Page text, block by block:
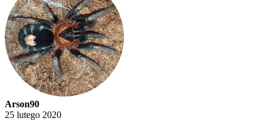
Arson90
25 lutego 2020